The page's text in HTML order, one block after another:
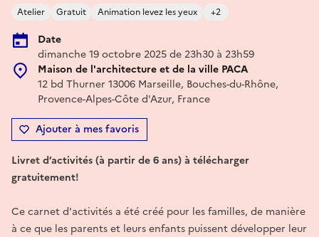
Atelier Gratuit Animation levez les yeux +2
Date
dimanche 19 octobre 2025 de 23h30 à 23h59
Maison de l'architecture et de la ville PACA
12 bd Thurner 13006 Marseille, Bouches-du-Rhône,
Provence-Alpes-Côte d'Azur, France
Ajouter à mes favoris
Livret d’activités (à partir de 6 ans) à télécharger
gratuitement!
Ce carnet d'activités a été créé pour les familles, de manière
à ce que les parents et leurs enfants puissent développer leur